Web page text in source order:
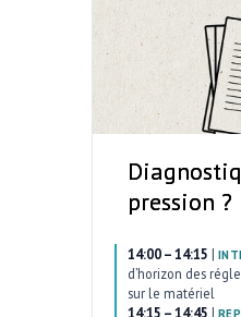
pression ?
14:00 – 14:15 |
d’horizon des
sur le matériel
14:15 – 14:45 |